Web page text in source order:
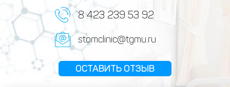
8 423 239 53 92
stomclinic@tgmu.ru
ОСТАВИТЬ ОТЗЫВ